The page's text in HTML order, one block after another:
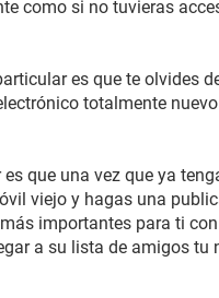
como si no tuvieras
es que te olvides
totalmente
que una vez que ya
viejo y hagas una
importantes para ti
a su lista de amigos tu